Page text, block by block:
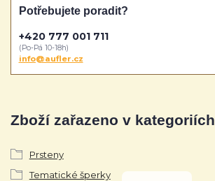
Zboží zařazeno v kategoriích
Prsteny
Tematické šperky
Potřebujete poradit?
+420 777 001 711
(Po-Pá 10-18h)
info@aufler.cz